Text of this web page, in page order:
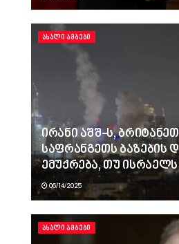
ᲐᲮᲐᲚᲘ ᲐᲛᲑᲔᲑᲘ
ირანი აშშ-ს,
საფრანგეთს ბაზების
ემუქრება, თუ
06/14/2025
ᲐᲮᲐᲚᲘ ᲐᲛᲑᲔᲑᲘ